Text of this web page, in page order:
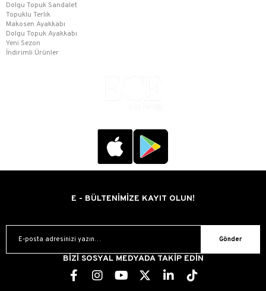
Dolgu Topuk Sandalet
Topuklu Terlik
Makosen Ayakkabı
Dolgu Topuk Ayakkabı
Yeni Sezon
İndirimli Ürünler
E - BÜLTENİMİZE KAYIT OLUN!
Gönder
BİZİ SOSYAL MEDYADA TAKİP EDİN